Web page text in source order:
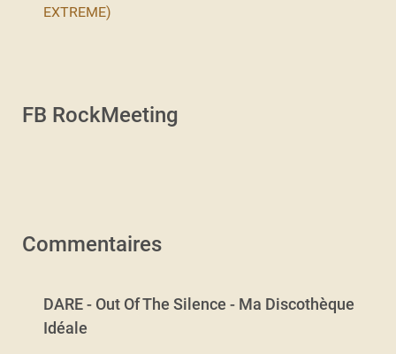
EXTREME)
FB RockMeeting
Commentaires
DARE - Out Of The Silence - Ma Discothèque
Idéale